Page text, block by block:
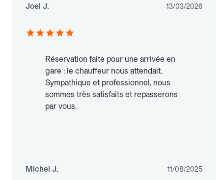
Joel J. 13/03/2026
Réservation faite pour une arrivée en
gare : le chauffeur nous attendait.
Sympathique et professionnel, nous
sommes très satisfaits et repasserons
par vous.
Michel J. 11/08/2025